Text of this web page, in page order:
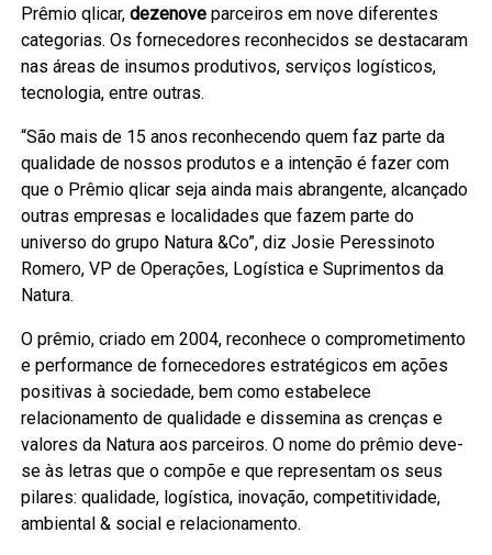
Prêmio qlicar,dezenoveparceiros em nove diferentes
categorias. Os fornecedores reconhecidos se destacaram
nas áreas de insumos produtivos, serviços logísticos,
tecnologia, entre outras.
“São mais de 15 anos reconhecendo quem faz parte da
qualidade de nossos produtos e a intenção é fazer com
que o Prêmio qlicar seja ainda mais abrangente, alcançado
outras empresas e localidades que fazem parte do
universo do grupo Natura &Co”, diz Josie Peressinoto
Romero, VP de Operações, Logística e Suprimentos da
Natura.
O prêmio, criado em 2004, reconhece o comprometimento
e performance de fornecedores estratégicos em ações
positivas à sociedade, bem como estabelece
relacionamento de qualidade e dissemina as crenças e
valores da Natura aos parceiros. O nome do prêmio deve-
se às letras que o compõe e que representam os seus
pilares: qualidade, logística, inovação, competitividade,
ambiental & social e relacionamento.